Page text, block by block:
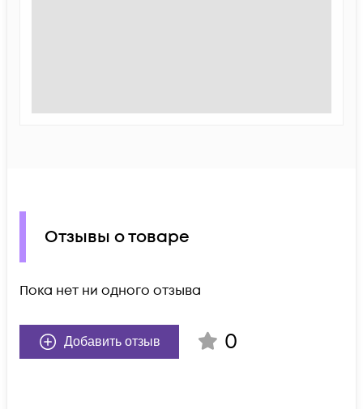
Отзывы о товаре
Пока нет ни одного отзыва
Добавить отзыв 0